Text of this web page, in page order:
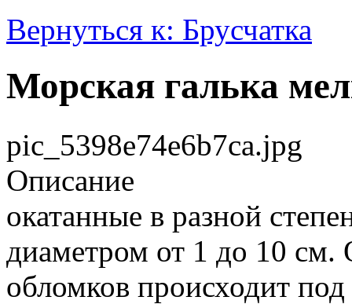
Вернуться к: Брусчатка
Морская галька
pic_5398e74e6b7ca.jpg
Описание
окатанные в разной
диаметром от 1 до 10 см.
обломков происходит